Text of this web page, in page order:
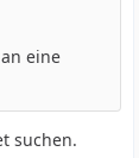
eine
suchen.